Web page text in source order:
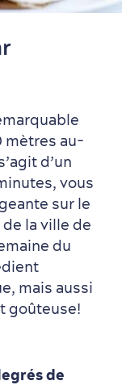
mètres au-
d’un
vous
sur le
la ville de
du
mais aussi
goûteuse!
de